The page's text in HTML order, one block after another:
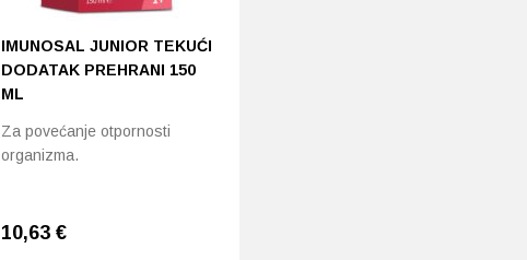
IMUNOSAL JUNIOR TEKUĆI
DODATAK PREHRANI 150
ML
Za povećanje otpornosti
organizma.
10,63€